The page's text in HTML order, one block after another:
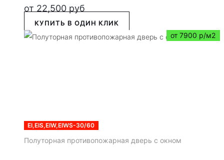
от 22,500 руб
КУПИТЬ В ОДИН КЛИК
от 7900 р/м2
EI,EIS,EIW,EIWS-30/60
Полуторная противопожарная дверь с окном